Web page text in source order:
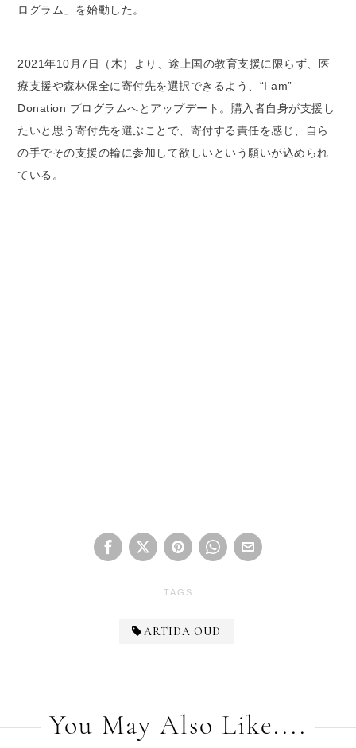
ログラム」を始動した。
2021年10月7日（木）より、途上国の教育支援に限らず、医
療支援や森林保全に寄付先を選択できるよう、“I am”
Donation プログラムへとアップデート。購入者自身が支援し
たいと思う寄付先を選ぶことで、寄付する責任を感じ、自ら
の手でその支援の輪に参加して欲しいという願いが込められ
ている。
TAGS
ARTIDA OUD
You May Also Like....